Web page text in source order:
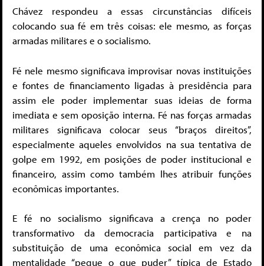
Chávez respondeu a essas circunstâncias difíceis
colocando sua fé em três coisas: ele mesmo, as forças
armadas militares e o socialismo.
Fé nele mesmo significava improvisar novas instituições
e fontes de financiamento ligadas à presidência para
assim ele poder implementar suas ideias de forma
imediata e sem oposição interna. Fé nas forças armadas
militares significava colocar seus “braços direitos”,
especialmente aqueles envolvidos na sua tentativa de
golpe em 1992, em posições de poder institucional e
financeiro, assim como também lhes atribuir funções
econômicas importantes.
E fé no socialismo significava a crença no poder
transformativo da democracia participativa e na
substituição de uma econômica social em vez da
mentalidade “pegue o que puder” típica de Estado